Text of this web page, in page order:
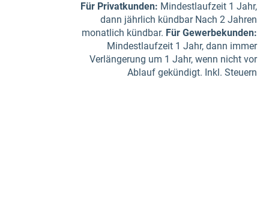
Für Privatkunden: Mindestlaufzeit 1 Jahr,
dann jährlich kündbar Nach 2 Jahren
monatlich kündbar. Für Gewerbe­kunden:
Mindestlaufzeit 1 Jahr, dann immer
Verlängerung um 1 Jahr, wenn nicht vor
Ablauf gekündigt. Inkl. Steuern